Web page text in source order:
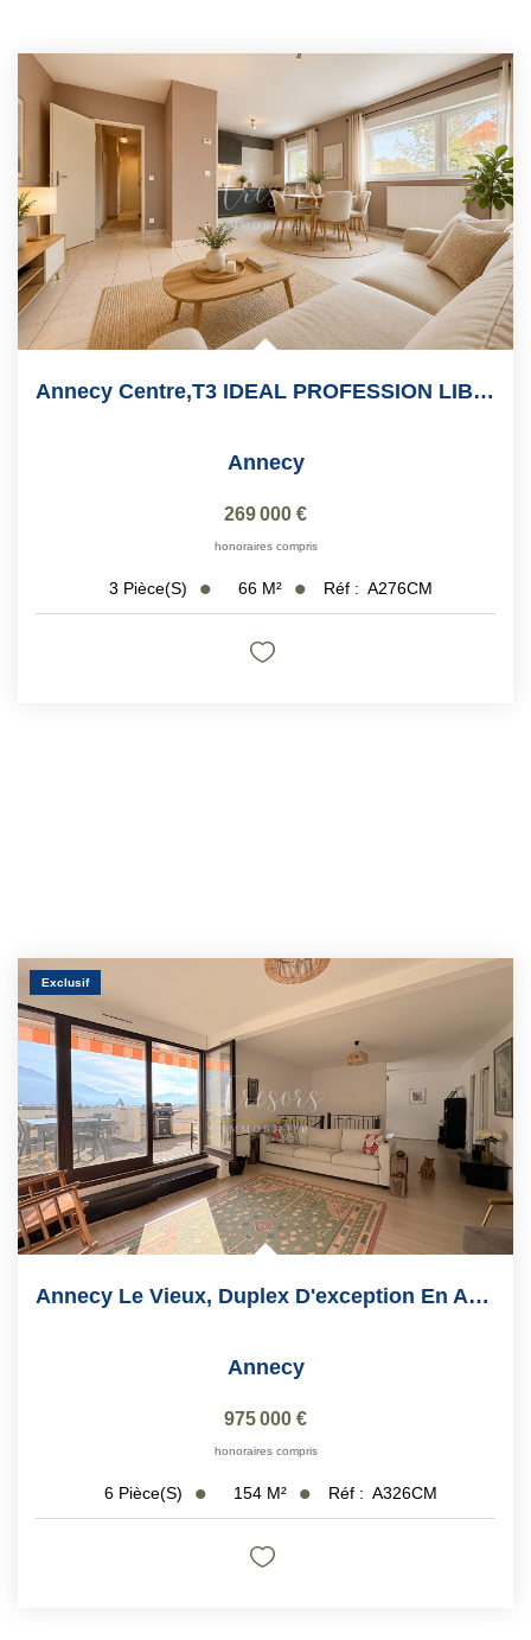
Annecy Centre,T3 IDEAL PROFESSION LIBERALE !! 66m2
Annecy
269 000 €
honoraires compris
3 Pièce(s) 66 M² Réf : A276CM
Exclusif
Annecy Le Vieux, Duplex D'exception En Attique De 154 M2
Annecy
975 000 €
honoraires compris
6 Pièce(s) 154 M² Réf : A326CM